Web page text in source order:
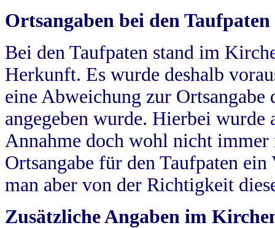
Ortsangaben bei den Taufpaten
Bei den Taufpaten stand im
Herkunft. Es wurde deshalb
eine Abweichung zur
angegeben wurde. Hierbei wurde
Annahme doch wohl nicht
Ortsangabe für den Taufpaten
man aber von der Richtigkeit
Zusätzliche Angaben im